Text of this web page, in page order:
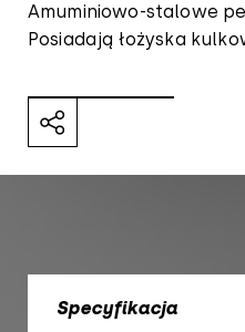
Amuminiowo-stalowe
Posiadają łożyska
Specyfikacja